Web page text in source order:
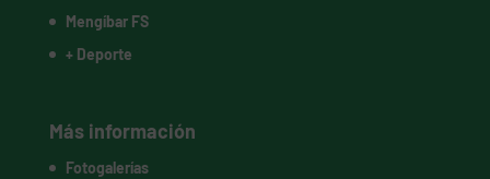
Mengíbar FS
+ Deporte
Más información
Fotogalerías